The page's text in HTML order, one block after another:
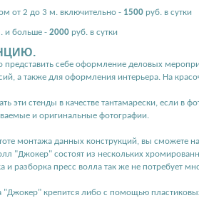
от 2 до 3 м. включительно - 1500 руб. в сутки
и больше - 2000 руб. в сутки
себе оформление деловых
а также для оформления интерьера. На
эти стенды в качестве тантамарески, если в
и оригинальные фотографии.
монтажа данных конструкций, вы сможете
"Джокер" состоят из нескольких
и разборка пресс волла так же не потребует
"Джокер" крепится либо с помощью